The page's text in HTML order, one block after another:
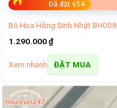
Đã đặt 654
Bó Hoa Hồng Sinh Nhật BH008
1.290.000₫
Xem nhanh ĐẶT MUA